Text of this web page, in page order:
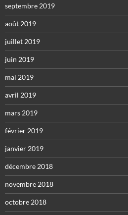
septembre 2019
août 2019
juillet 2019
juin 2019
mai 2019
avril 2019
mars 2019
février 2019
janvier 2019
décembre 2018
novembre 2018
octobre 2018